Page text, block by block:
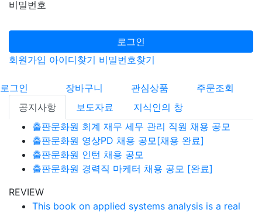
비밀번호
로그인
회원가입 아이디찾기 비밀번호찾기
로그인 장바구니 관심상품
주문조회
공지사항
보도자료
지식인의 창
출판문화원 회계 재무 세무 관리 직원 채용 공모
출판문화원 영상PD 채용 공모[채용 완료]
출판문화원 인턴 채용 공모
출판문화원 경력직 마케터 채용 공모 [완료]
REVIEW
This book on applied systems analysis is a real